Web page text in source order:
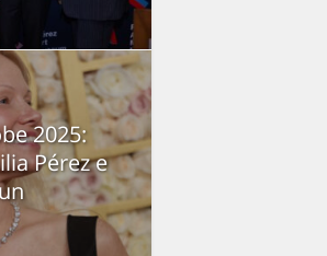
2025:
Pérez e